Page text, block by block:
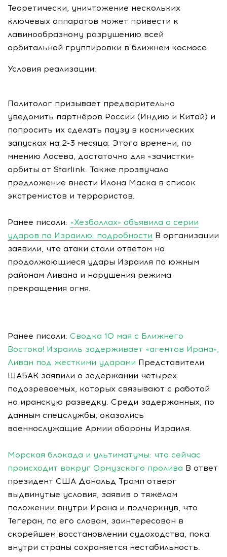
Теоретически, уничтожение нескольких
ключевых аппаратов может привести к
лавинообразному разрушению всей
орбитальной группировки в ближнем космосе.
Условия реализации:
Политолог призывает предварительно
уведомить партнёров России (Индию и Китай) и
попросить их сделать паузу в космических
запусках на 2-3 месяца. Этого времени, по
мнению Лосева, достаточно для «зачистки»
орбиты от Starlink. Также прозвучало
предложение внести Илона Маска в список
экстремистов и террористов.
Ранее писали: «Хезболлах» объявила о серии
ударов по Израилю: подробности В организации
заявили, что атаки стали ответом на
продолжающиеся удары Израиля по южным
районам Ливана и нарушения режима
прекращения огня.
Ранее писали: Сводка 10 мая с Ближнего
Востока! Израиль задерживает «агентов Ирана»,
Ливан под жесткими ударами Представители
ШАБАК заявили о задержании четырех
подозреваемых, которых связывают с работой
на иранскую разведку. Среди задержанных, по
данным спецслужбы, оказались
военнослужащие Армии обороны Израиля.
Морская блокада и ультиматумы: что сейчас
происходит вокруг Ормузского пролива В ответ
президент США Дональд Трамп отверг
выдвинутые условия, заявив о тяжёлом
положении внутри Ирана и подчеркнув, что
Тегеран, по его словам, заинтересован в
скорейшем восстановлении судоходства, пока
внутри страны сохраняется нестабильность.